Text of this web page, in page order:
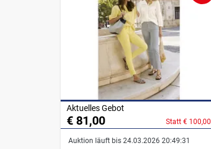
Aktuelles Gebot
€ 81,00 Statt € 100,00
Auktion läuft bis 24.03.2026 20:49:31